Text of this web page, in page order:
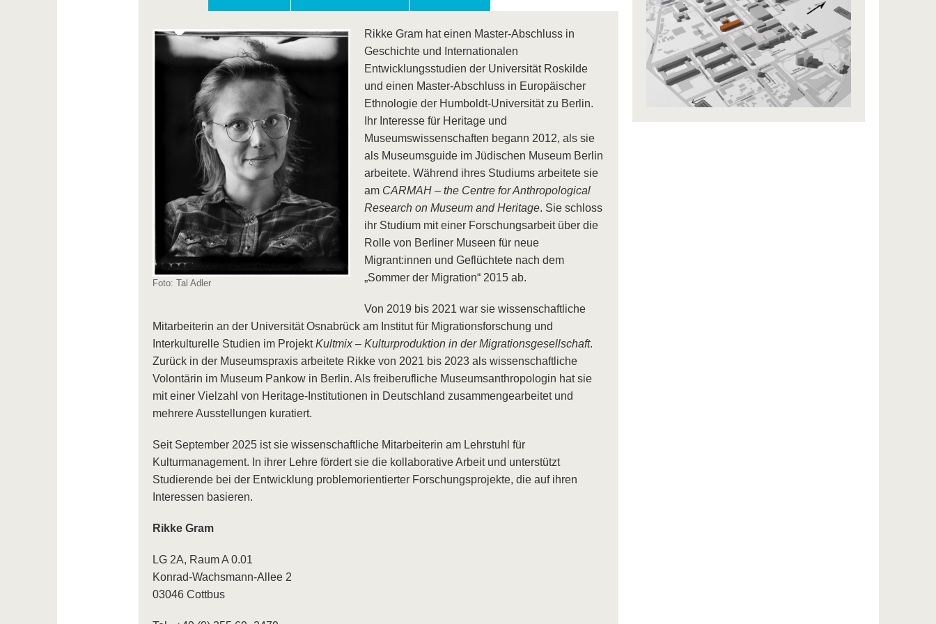
Foto: Tal Adler
Rikke Gram hat einen Master-Abschluss in
Geschichte und Internationalen
Entwicklungsstudien der Universität Roskilde
und einen Master-Abschluss in Europäischer
Ethnologie der Humboldt-Universität zu Berlin.
Ihr Interesse für Heritage und
Museumswissenschaften begann 2012, als sie
als Museumsguide im Jüdischen Museum Berlin
arbeitete. Während ihres Studiums arbeitete sie
am CARMAH – the Centre for Anthropological
Research on Museum and Heritage. Sie schloss
ihr Studium mit einer Forschungsarbeit über die
Rolle von Berliner Museen für neue
Migrant:innen und Geflüchtete nach dem
„Sommer der Migration“ 2015 ab.
Von 2019 bis 2021 war sie wissenschaftliche
Mitarbeiterin an der Universität Osnabrück am Institut für Migrationsforschung und
Interkulturelle Studien im ProjektKultmix – Kulturproduktion in der Migrationsgesellschaft.
Zurück in der Museumspraxis arbeitete Rikke von 2021 bis 2023 als wissenschaftliche
Volontärin im Museum Pankow in Berlin. Als freiberufliche Museumsanthropologin hat sie
mit einer Vielzahl von Heritage-Institutionen in Deutschland zusammengearbeitet und
mehrere Ausstellungen kuratiert.
Seit September 2025 ist sie wissenschaftliche Mitarbeiterin am Lehrstuhl für
Kulturmanagement. In ihrer Lehre fördert sie die kollaborative Arbeit und unterstützt
Studierende bei der Entwicklung problemorientierter Forschungsprojekte, die auf ihren
Interessen basieren.
Rikke Gram
LG 2A, Raum A 0.01
Konrad-Wachsmann-Allee 2
03046 Cottbus